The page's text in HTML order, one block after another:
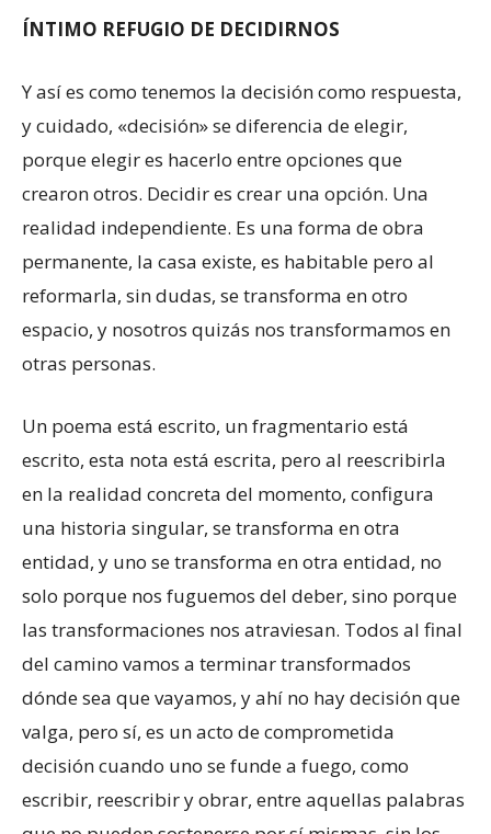
ÍNTIMO REFUGIO DE DECIDIRNOS
Y así es como tenemos la decisión como respuesta,
y cuidado, «decisión» se diferencia de elegir,
porque elegir es hacerlo entre opciones que
crearon otros. Decidir es crear una opción. Una
realidad independiente. Es una forma de obra
permanente, la casa existe, es habitable pero al
reformarla, sin dudas, se transforma en otro
espacio, y nosotros quizás nos transformamos en
otras personas.
Un poema está escrito, un fragmentario está
escrito, esta nota está escrita, pero al reescribirla
en la realidad concreta del momento, configura
una historia singular, se transforma en otra
entidad, y uno se transforma en otra entidad, no
solo porque nos fuguemos del deber, sino porque
las transformaciones nos atraviesan. Todos al final
del camino vamos a terminar transformados
dónde sea que vayamos, y ahí no hay decisión que
valga, pero sí, es un acto de comprometida
decisión cuando uno se funde a fuego, como
escribir, reescribir y obrar, entre aquellas palabras